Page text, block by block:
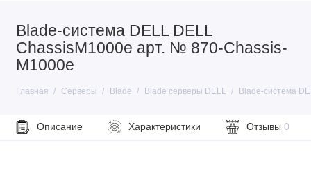
Blade-система DELL DELL
ChassisM1000e арт. № 870-Chassis-
M1000e
Главная Серверы Blade Blade серверы DELL Blade-система
Описание Характеристики Отзывы 0